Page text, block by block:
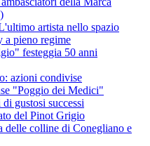
artista nello spazio
a pieno regime
festeggia 50 anni
azioni condivise
"Poggio dei Medici"
gustosi successi
del Pinot Grigio
delle colline di Conegliano e